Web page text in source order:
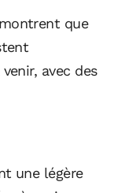
que
avec des
une légère